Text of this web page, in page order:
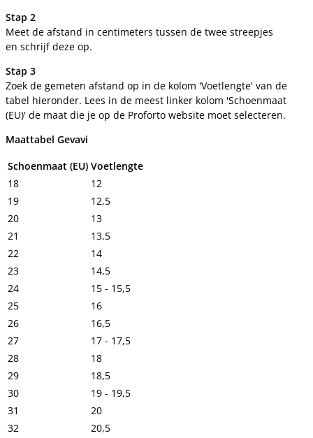
Stap 2
Meet de afstand in centimeters tussen de twee streepjes
en schrijf deze op.
Stap 3
Zoek de gemeten afstand op in de kolom 'Voetlengte' van de
tabel hieronder. Lees in de meest linker kolom 'Schoenmaat
(EU)' de maat die je op de Proforto website moet selecteren.
Maattabel Gevavi
Schoenmaat (EU) Voetlengte
18
12
19
12,5
20
13
21
13,5
22
14
23
14,5
24
15 - 15,5
25
16
26
16,5
27
17 - 17,5
28
18
29
18,5
30
19 - 19,5
31
20
32
20,5